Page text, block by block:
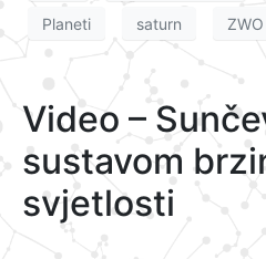
Planeti saturn ZWO
Video –
sustavom
svjetlosti